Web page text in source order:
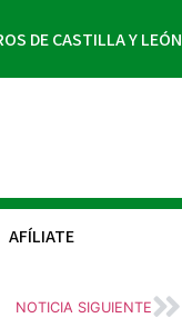
DE CASTILLA Y LEÓN
AFÍLIATE
NOTICIA SIGUIENTE